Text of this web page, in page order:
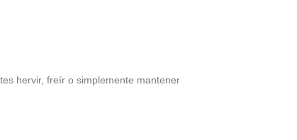
hervir, freír o simplemente mantener